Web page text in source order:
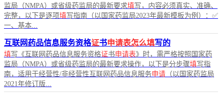
监局（NMPA）或省级药监局的最新要求填写，内容必须真实、准确、
完整，以下是逐项填写指南（以国家药监局2023年最新模板为例）：✅
一、基本...
互联网药品信息服务资格证书申请表怎么填写的
填写《互联网药品信息服务资格证书申请表》时，需严格按照国家药
监局（NMPA）或省级药监局的最新要求操作，以下是分步骤填写指
南，适用于经营性/非经营性互联网药品信息服务申请 （以国家药监局
2021年修订版...